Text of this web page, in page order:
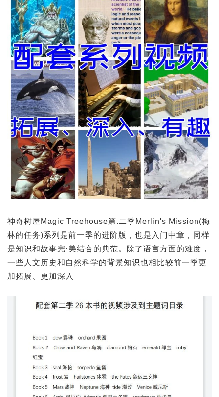
神奇树屋Magic Treehouse第.二季Merlin's Mission(梅
林的任务)系列是前一季的进阶版，也是入门中章，同样
是知识和故事完·美结合的典范。除了语言方面的难度，
一些人文历史和自然科学的背景知识也相比较前一季更
加拓展、更加深入